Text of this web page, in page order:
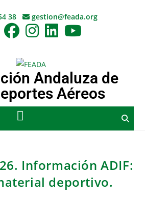
38 gestion@feada.org
Andaluza de
Aéreos
Información ADIF:
deportivo.